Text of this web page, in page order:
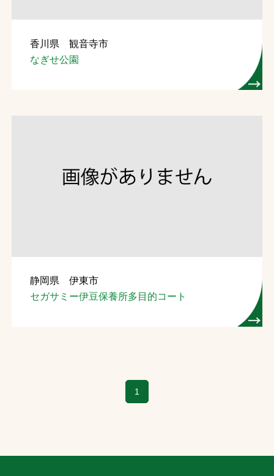
検索
お問合せ
YouTube
香川県 観音寺市
なぎせ公園
静岡県 伊東市
セガサミー伊豆保養所多目的コート
1